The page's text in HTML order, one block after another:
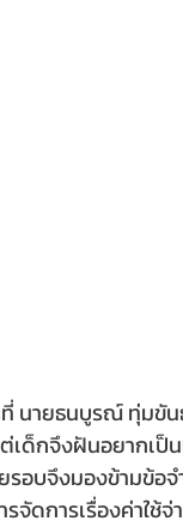
นายธนบูรณ์ ทุ่มขัน
เด็กจึงฝันอยากเป็
รอบจึงมองข้ามข้อ
รจัดการเรื่องค่าใช้